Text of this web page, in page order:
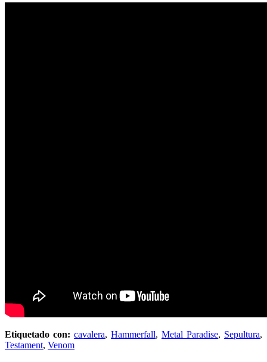
Etiquetado con: cavalera, Hammerfall, Metal Paradise, Sepultura,
Testament, Venom